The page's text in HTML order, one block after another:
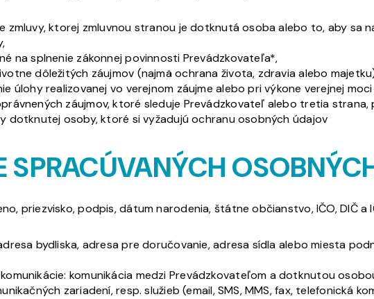
zmluvy, ktorej zmluvnou stranou je dotknutá osoba alebo to, aby sa
na splnenie zákonnej povinnosti Prevádzkovateľa*,
dôležitých záujmov (najmä ochrana života, zdravia alebo
úlohy realizovanej vo verejnom záujme alebo pri výkone verejnej
záujmov, ktoré sleduje Prevádzkovateľ alebo tretia
dotknutej osoby, ktoré si vyžadujú ochranu osobných údajov
SPRACÚVANÝCH
priezvisko, podpis, dátum narodenia, štátne občianstvo, IČO, DIČ a
bydliska, adresa pre doručovanie, adresa sídla alebo miesta
komunikácia medzi Prevádzkovateľom a dotknutou
zariadení, resp. služieb (email, SMS, MMS, fax, telefonická